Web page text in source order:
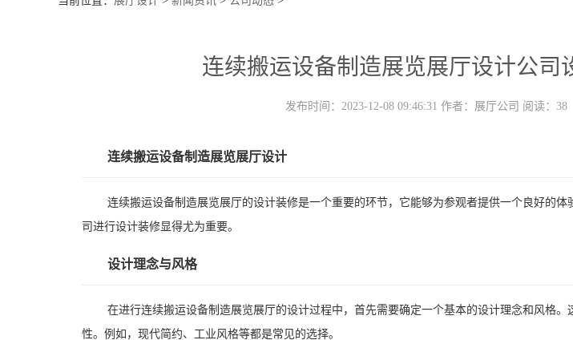
连续搬运设备制造展览展厅设计公司
发布时间：2023-12-08 09:46:31 作者：展厅公司 阅读：38
连续搬运设备制造展览展厅设计
连续搬运设备制造展览展厅的设计装修是一个重要的环节，它能够为参观者提供一个良好的
司进行设计装修显得尤为重要。
设计理念与风格
在进行连续搬运设备制造展览展厅的设计过程中，首先需要确定一个基本的设计理念和风格。
性。例如，现代简约、工业风格等都是常见的选择。